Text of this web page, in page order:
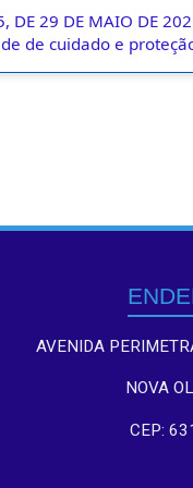
DE 29 DE MAIO DE
de cuidado e
AVENIDA
NOVA
CEP: